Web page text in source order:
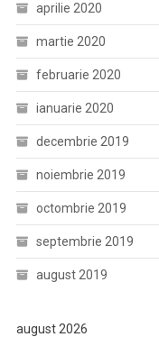
aprilie 2020
martie 2020
februarie 2020
ianuarie 2020
decembrie 2019
noiembrie 2019
octombrie 2019
septembrie 2019
august 2019
august 2026